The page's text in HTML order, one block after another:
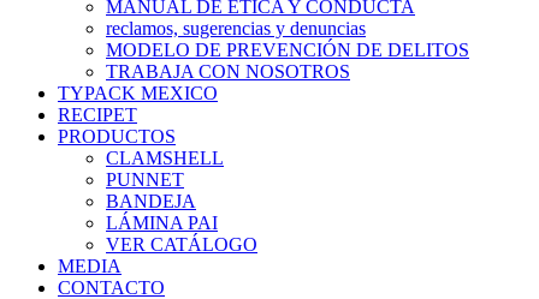
MANUAL DE ÉTICA Y CONDUCTA
reclamos, sugerencias y denuncias
MODELO DE PREVENCIÓN DE DELITOS
TRABAJA CON NOSOTROS
TYPACK MEXICO
RECIPET
PRODUCTOS
CLAMSHELL
PUNNET
BANDEJA
LÁMINA PAI
VER CATÁLOGO
MEDIA
CONTACTO